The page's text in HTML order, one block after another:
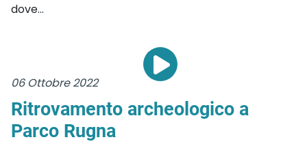
dove...
06 Ottobre 2022
Ritrovamento archeologico a
Parco Rugna